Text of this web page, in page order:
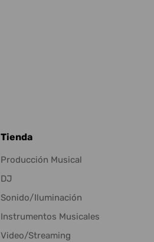
Tienda
Producción Musical
DJ
Sonido/Iluminación
Instrumentos Musicales
Video/Streaming